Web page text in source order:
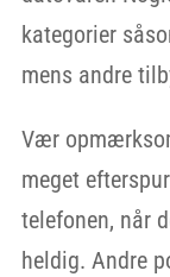
kategorier
mens andre
Vær
meget
telefonen, når
heldig. Andre